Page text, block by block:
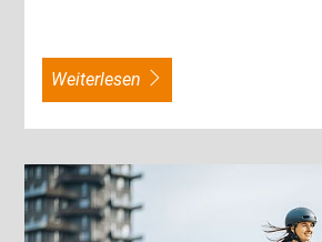
weiterlesen